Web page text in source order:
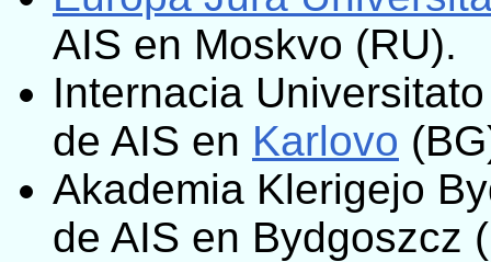
AIS en Moskvo (RU).
Internacia
de AIS en Karlovo
Akademia Klerigejo
de AIS en Bydgoszcz